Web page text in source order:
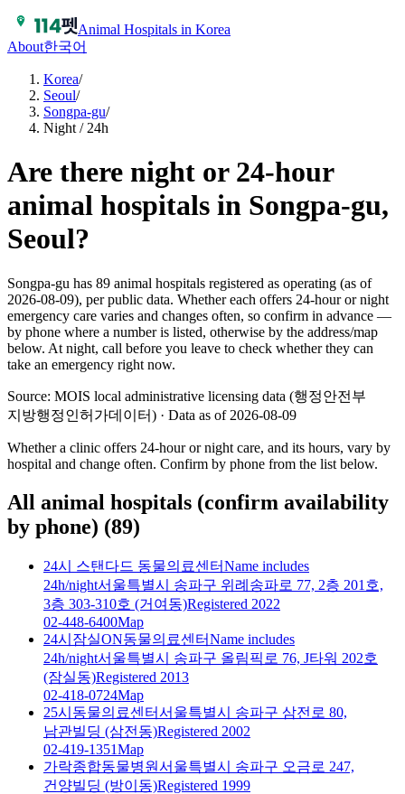
Animal Hospitals in Korea
About한국어
Korea/
Seoul/
Songpa-gu/
Night / 24h
Are there night or 24-hour
animal hospitals in Songpa-gu,
Seoul?
Songpa-gu has 89 animal hospitals registered as operating (as of
2026-08-09), per public data. Whether each offers 24-hour or night
emergency care varies and changes often, so confirm in advance —
by phone where a number is listed, otherwise by the address/map
below. At night, call before you leave to check whether they can
take an emergency right now.
Source: MOIS local administrative licensing data (행정안전부
지방행정인허가데이터) · Data as of 2026-08-09
Whether a clinic offers 24-hour or night care, and its hours, vary by
hospital and change often. Confirm by phone from the list below.
All animal hospitals (confirm availability
by phone) (89)
24시 스탠다드 동물의료센터Name includes
24h/night서울특별시 송파구 위례송파로 77, 2층 201호,
3층 303-310호 (거여동)Registered 2022
02-448-6400Map
24시잠실ON동물의료센터Name includes
24h/night서울특별시 송파구 올림픽로 76, J타워 202호
(잠실동)Registered 2013
02-418-0724Map
25시동물의료센터서울특별시 송파구 삼전로 80,
남관빌딩 (삼전동)Registered 2002
02-419-1351Map
가락종합동물병원서울특별시 송파구 오금로 247,
건양빌딩 (방이동)Registered 1999